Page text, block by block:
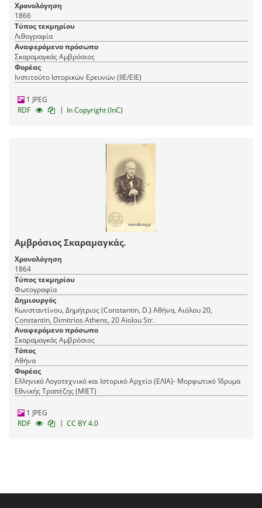
Χρονολόγηση
1866
Τύπος τεκμηρίου
Λιθογραφία
Αναφερόμενο πρόσωπο
Σκαραμαγκάς Αμβρόσιος
Φορέας
Ινστιτούτο Ιστορικών Ερευνών (ΙΙΕ/ΕΙΕ)
1 JPEG
RDF
| In Copyright (InC)
Αμβρόσιος Σκαραμαγκάς.
Χρονολόγηση
1864
Τύπος τεκμηρίου
Φωτογραφία
Δημιουργός
Κωνσταντίνου, Δημήτριος (Constantin, D.) Αθήνα, Αιόλου 20,
Constantin, Dimitrios Athens, 20 Aiolou Str.
Αναφερόμενο πρόσωπο
Σκαραμαγκάς Αμβρόσιος
Τόπος
Αθήνα
Φορέας
Ελληνικό Λογοτεχνικό και Ιστορικό Αρχείο (ΕΛΙΑ)- Μορφωτικό Ίδρυμα
Εθνικής Τραπέζης (ΜΙΕΤ)
1 JPEG
RDF
| CC BY 4.0